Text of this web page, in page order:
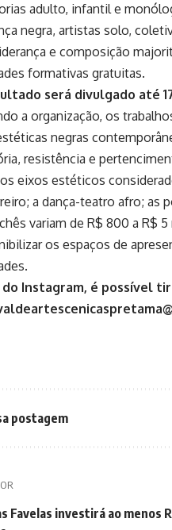
adulto, infantil e
negra, artistas solo,
e composição
formativas gratuitas.
será divulgado até
a organização, os
negras
resistência e
eixos estéticos
a dança-teatro afro; as
variam de R$ 800 a R$
os espaços de
Instagram, é possível
postagem
Favelas investirá ao menos